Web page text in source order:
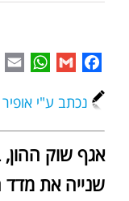
Facebook
Gmail
נכתב ע"י
אגף שוק ההון,
שנייה את